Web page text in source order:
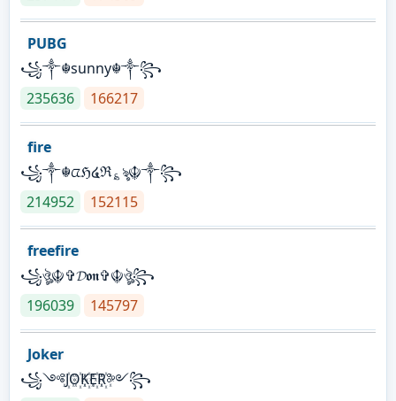
PUBG
꧁༒☬sunny☬༒꧂
235636
166217
fire
꧁༒☬ᤂℌ໔ℜ؏ৡ☬༒꧂
214952
152115
freefire
꧁ঔৣ☬✞𝓓𝖔𝖓✞☬ঔৣ꧂
196039
145797
Joker
꧁༺J꙰O꙰K꙰E꙰R꙰༻꧂